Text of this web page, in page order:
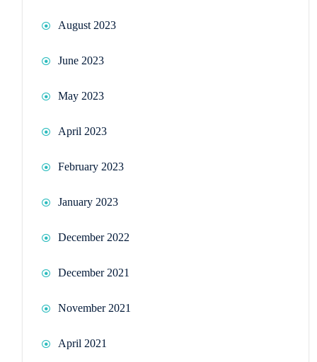
August 2023
June 2023
May 2023
April 2023
February 2023
January 2023
December 2022
December 2021
November 2021
April 2021